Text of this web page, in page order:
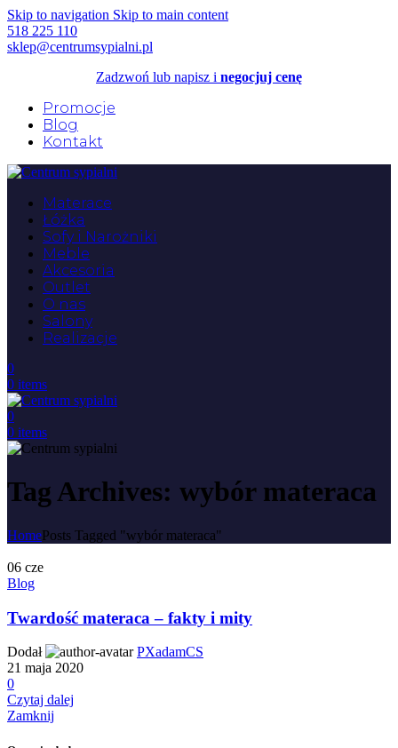
Skip to navigation Skip to main content
518 225 110
sklep@centrumsypialni.pl
Zadzwoń lub napisz i negocjuj cenę
Promocje
Blog
Kontakt
Materace
Łóżka
Sofy i Narożniki
Meble
Akcesoria
Outlet
O nas
Salony
Realizacje
0
0 items
0
0 items
Tag Archives: wybór materaca
HomePosts Tagged "wybór materaca"
06 cze
Blog
Twardość materaca – fakty i mity
Dodał
PXadamCS
21 maja 2020
0
Czytaj dalej
Zamknij